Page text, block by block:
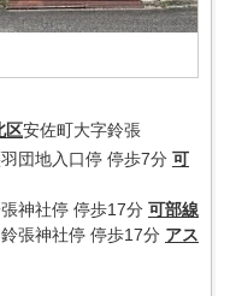
区安佐町大字鈴張
団地入口停 停歩7分 可
神社停 停歩17分 可部線
張神社停 停歩17分 アス